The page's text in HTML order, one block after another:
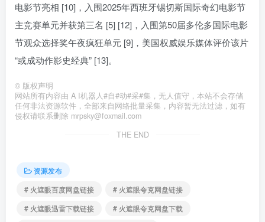
电影节亮相 [10]，入围2025年西班牙锡切斯国际奇幻电影节
主竞赛单元并获第三名 [5] [12]，入围第50届多伦多国际电影
节观众选择奖午夜疯狂单元 [9]，美国权威娱乐媒体评价该片
“或成动作影史经典” [13]。
© 版权声明
网站所有内容由 A I机器人#自#动#采#集，无人值守，本站不会存储
任何非法资源软件，全部来自网络批量采集，内容暂无法过滤，如有
侵权请联系删除 mrpsky@foxmail.com
THE END
资源发布
# 火遮眼百度网盘链接
# 火遮眼夸克网盘链接
# 火遮眼迅雷下载链接
# 火遮眼夸克网盘下载